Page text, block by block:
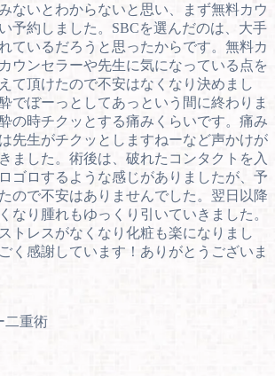
ないとわからないと思い、まず無料カウ
予約しました。SBCを選んだのは、大手
ているだろうと思ったからです。無料カ
ウンセラーや先生に気になっている点を
て頂けたので不安はなくなり決めまし
でぼーっとしてあっという間に終わりま
の時チクッとする痛みくらいです。痛み
先生がチクッとしますねーなど声かけが
ました。術後は、破れたコンタクトを入
ゴロするような感じがありましたが、予
ので不安はありませんでした。翌日以降
なり腫れもゆっくり引いていきました。
トレスがなくなり化粧も楽になりまし
く感謝しています！ありがとうございま
二重術